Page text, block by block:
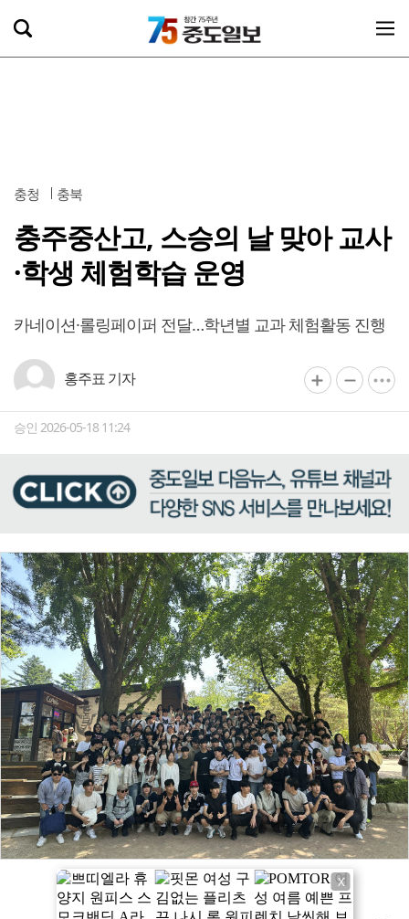
충청 충북
충주중산고, 스승의 날 맞아 교사
·학생 체험학습 운영
카네이션·롤링페이퍼 전달…학년별 교과 체험활동 진행
홍주표 기자
승인 2026-05-18 11:24
X